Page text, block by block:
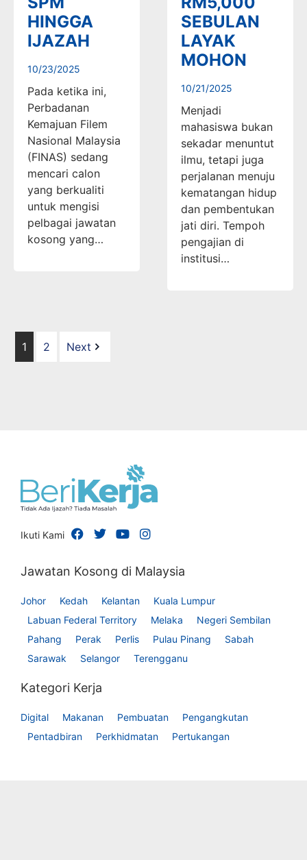
HINGGA
IJAZAH
10/23/2025
Pada ketika ini,
Perbadanan
Kemajuan Filem
Nasional Malaysia
(FINAS) sedang
mencari calon
yang berkualiti
untuk mengisi
pelbagai jawatan
kosong yang…
SEBULAN
LAYAK
MOHON
10/21/2025
Menjadi
mahasiswa bukan
sekadar menuntut
ilmu, tetapi juga
perjalanan menuju
kematangan hidup
dan pembentukan
jati diri. Tempoh
pengajian di
institusi…
1 2 Next
Ikuti Kami
Jawatan Kosong di Malaysia
Johor Kedah Kelantan
Kuala Lumpur
Labuan Federal Territory
Melaka
Negeri Sembilan
Pahang
Perak Perlis Pulau Pinang
Sabah
Sarawak
Selangor Terengganu
Kategori Kerja
Digital Makanan Pembuatan
Pengangkutan
Pentadbiran
Perkhidmatan Pertukangan